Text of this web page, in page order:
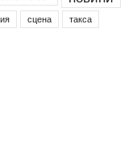
сцена такса